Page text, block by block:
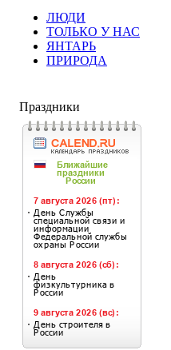
ЛЮДИ
ТОЛЬКО У НАС
ЯНТАРЬ
ПРИРОДА
Праздники